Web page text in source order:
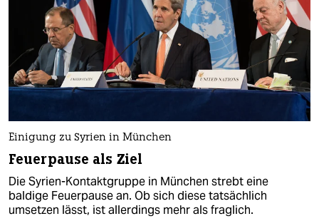
Einigung zu Syrien in München
Feuerpause als Ziel
Die Syrien-Kontaktgruppe in München strebt eine
baldige Feuerpause an. Ob sich diese tatsächlich
umsetzen lässt, ist allerdings mehr als fraglich.